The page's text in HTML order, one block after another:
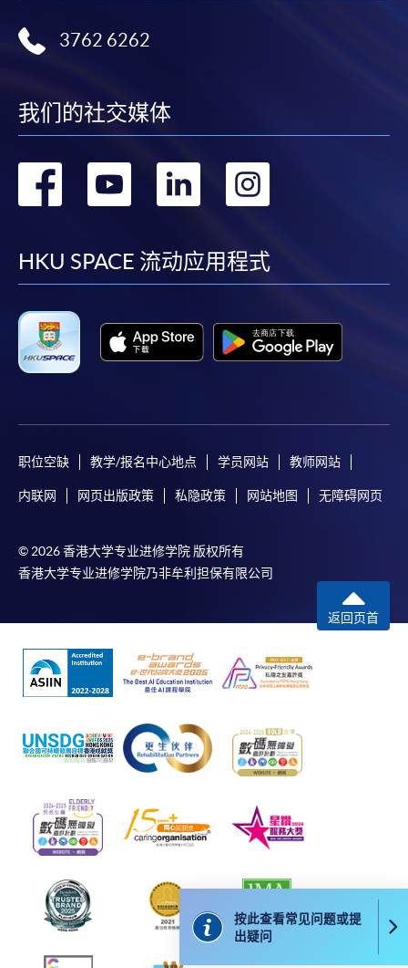
上足够邮资的回邮信封、连同划线支票交回本学院。
每张收据申请费用为港币30 元。支票抬头注明「香
按此查看常见问题或提
出疑问
折
3762 6262
我们的社交媒体
转
facebook
转
youtube
转
linkedin
HKU SPACE 流动应用程式
职位空缺 教学/报名中心地点 学员网站 教师网站
内联网 网页出版政策 私隐政策 网站地图 无障碍网页
© 2026 香港大学专业进修学院 版权所有
香港大学专业进修学院乃非牟利担保有限公司
返回页首